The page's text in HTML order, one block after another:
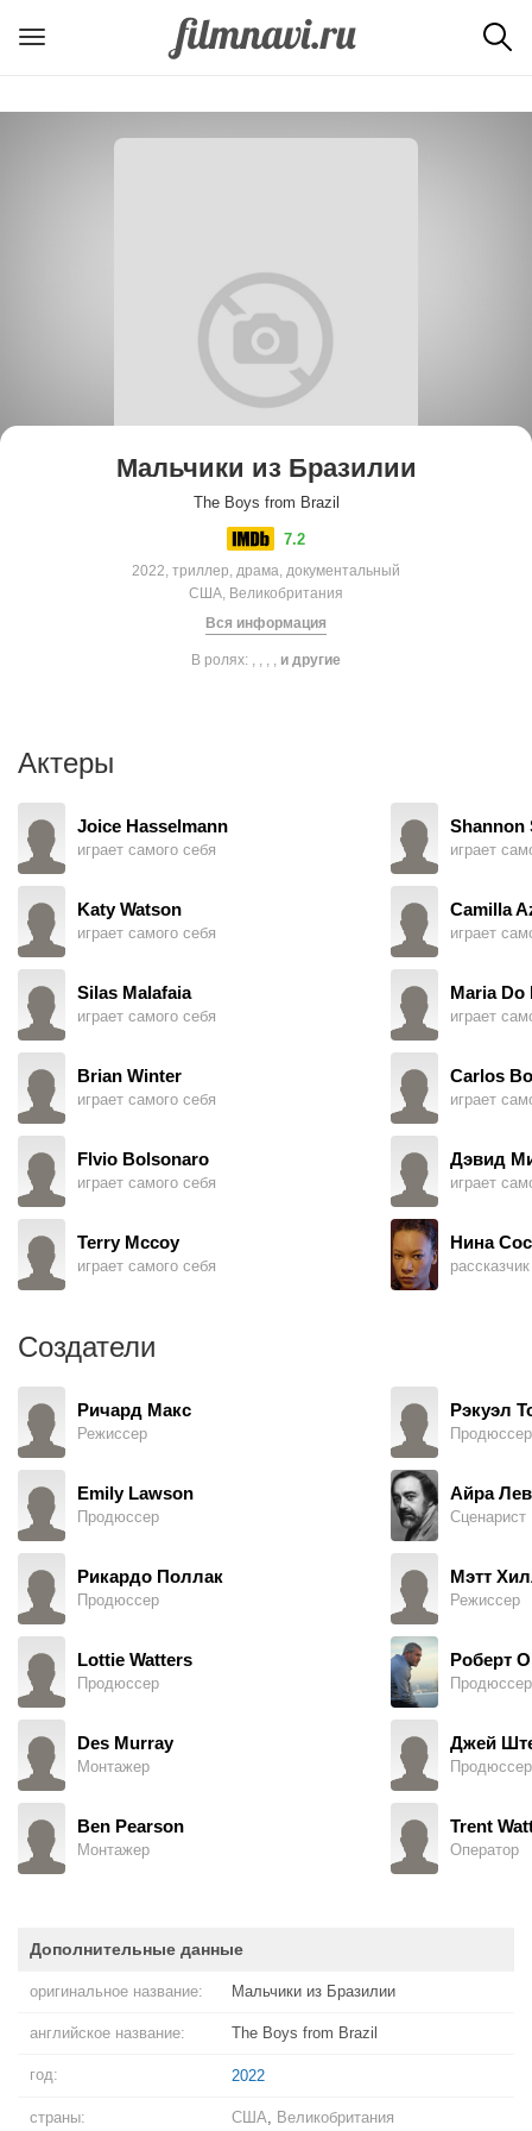
Мальчики из Бразилии
The Boys from Brazil
7.2
2022, триллер, драма, документальный
США, Великобритания
Вся информация
В ролях: , , , , и другие
Актеры
Joice Hasselmann
играет самого себя
Katy Watson
играет самого себя
Silas Malafaia
играет самого себя
Brian Winter
играет самого себя
Flvio Bolsonaro
играет самого себя
Terry Mccoy
играет самого себя
Shannon
играет
Camilla
играет
Maria Do
играет
Carlos
играет
Дэвид
играет
Нина
рассказчик
Создатели
Ричард Макс
Режиссер
Emily Lawson
Продюссер
Рикардо Поллак
Продюссер
Lottie Watters
Продюссер
Des Murray
Монтажер
Ben Pearson
Монтажер
Рэкуэл
Продюссер
Айра
Сценарист
Мэтт
Режиссер
Роберт
Продюссер
Джей
Продюссер
Trent
Оператор
Дополнительные данные
оригинальное название: Мальчики из Бразилии
английское название: The Boys from Brazil
год: 2022
страны: США, Великобритания